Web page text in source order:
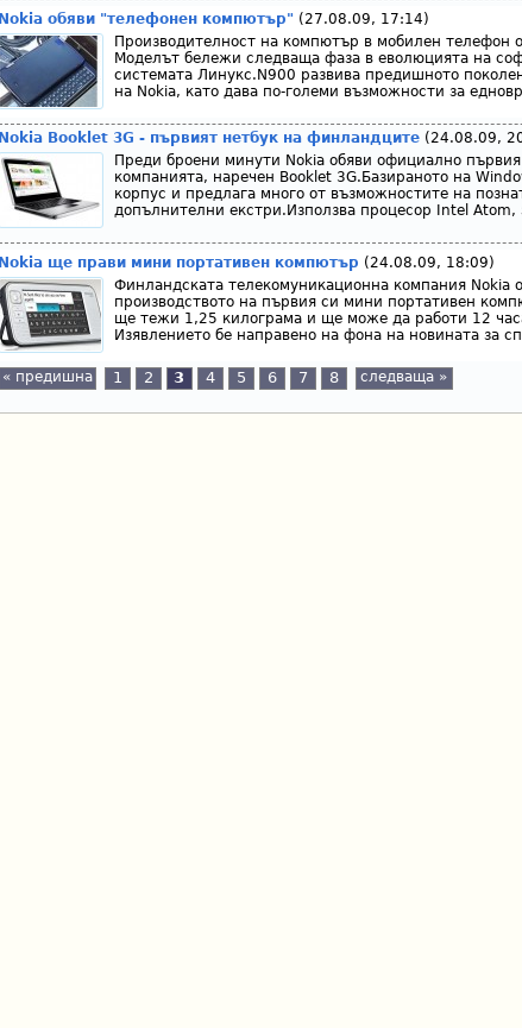
Nokia обяви "телефонен компютър" (27.08.09, 17:14)
Производителност на компютър в мобилен телефон
Моделът бележи следваща фаза в еволюцията на
системата Линукс.N900 развива предишното
на Nokia, като дава по-големи възможности за
Nokia Booklet 3G - първият нетбук на финландците(24.08.09,
Преди броени минути Nokia обяви официално
компанията, наречен Booklet 3G.Базираното на
корпус и предлага много от възможностите на
допълнителни екстри.Използва процесор Intel Atom,
Nokia ще прави мини портативен компютър (24.08.09, 18:09)
Финландската телекомуникационна компания Nokia
производството на първия си мини портативен
ще тежи 1,25 килограма и ще може да работи 12
Изявлението бе направено на фона на новината за
« предишна 1 2 3 4 5 6 7 8 следваща »